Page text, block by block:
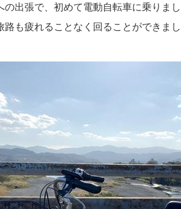
出張で、初めて電動自転車に乗りま
路も疲れることなく回ることができまし